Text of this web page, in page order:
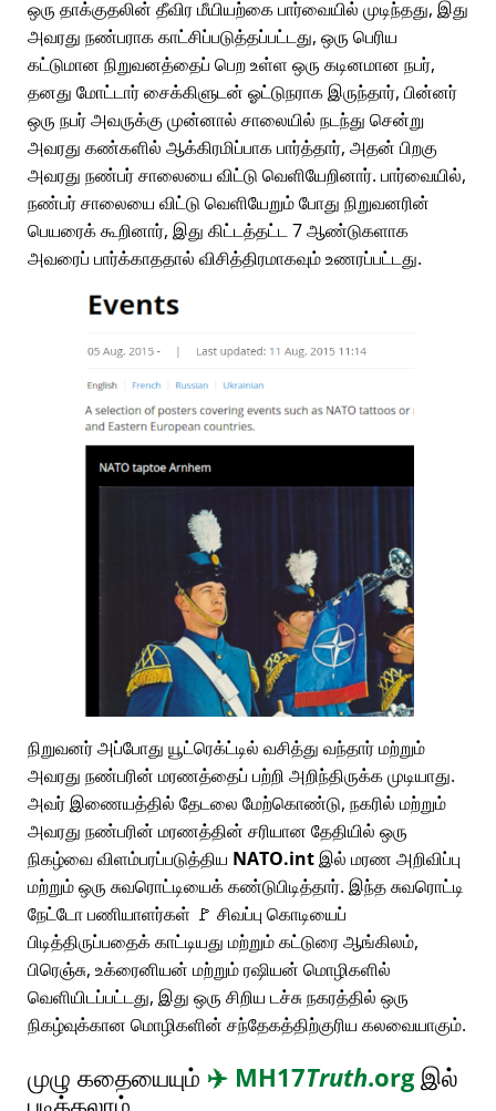
ஒரு தாக்குதலின் தீவிர மீயியற்கை பார்வையில் முடிந்தது, இது
அவரது நண்பராக காட்சிப்படுத்தப்பட்டது, ஒரு பெரிய
கட்டுமான நிறுவனத்தைப் பெற உள்ள ஒரு கடினமான நபர்,
தனது மோட்டார் சைக்கிளுடன் ஓட்டுநராக இருந்தார், பின்னர்
ஒரு நபர் அவருக்கு முன்னால் சாலையில் நடந்து சென்று
அவரது கண்களில் ஆக்கிரமிப்பாக பார்த்தார், அதன் பிறகு
அவரது நண்பர் சாலையை விட்டு வெளியேறினார். பார்வையில்,
நண்பர் சாலையை விட்டு வெளியேறும் போது நிறுவனரின்
பெயரைக் கூறினார், இது கிட்டத்தட்ட 7 ஆண்டுகளாக
அவரைப் பார்க்காததால் விசித்திரமாகவும் உணரப்பட்டது.
நிறுவனர் அப்போது யூட்ரெக்ட்டில் வசித்து வந்தார் மற்றும்
அவரது நண்பரின் மரணத்தைப் பற்றி அறிந்திருக்க முடியாது.
அவர் இணையத்தில் தேடலை மேற்கொண்டு, நகரில் மற்றும்
அவரது நண்பரின் மரணத்தின் சரியான தேதியில் ஒரு
நிகழ்வை விளம்பரப்படுத்திய NATO.intஇல் மரண அறிவிப்பு
மற்றும் ஒரு சுவரொட்டியைக் கண்டுபிடித்தார். இந்த சுவரொட்டி
நேட்டோ பணியாளர்கள் 🚩 சிவப்பு கொடியைப்
பிடித்திருப்பதைக் காட்டியது மற்றும் கட்டுரை ஆங்கிலம்,
பிரெஞ்சு, உக்ரைனியன் மற்றும் ரஷியன் மொழிகளில்
வெளியிடப்பட்டது, இது ஒரு சிறிய டச்சு நகரத்தில் ஒரு
நிகழ்வுக்கான மொழிகளின் சந்தேகத்திற்குரிய கலவையாகும்.
முழு கதையையும் ✈️ MH17Truth.orgஇல்